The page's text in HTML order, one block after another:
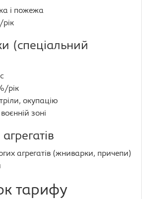
і пожежа
(спеціальний
рік
окупацію
зоні
агрегатів (жниварки, причепи)
тарифу